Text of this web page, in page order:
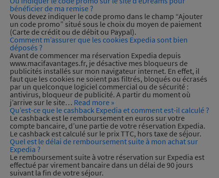
bénéficier de ma remise ?
Vous devez indiquer le code promo dans le champ “Ajouter
un code promo” situé sous le choix du moyen de paiement
(Carte de crédit ou de débit ou Paypal).
Comment m’assurer que les cookies Expedia sont bien
déposés ?
Avant de commencer ma réservation Expedia depuis
www.macifavantages.fr, je désactive mes bloqueurs de
publicités installés sur mon navigateur internet. En effet, il
faut que les cookies ne soient pas filtrés, bloqués ou écrasés
par un quelconque logiciel commercial ou de sécurité :
antivirus, bloqueur de publicité. A partir du moment où
j’arrive sur le site… Read more »
Qu’est-ce que le cashback Expedia et comment est-il calculé ?
Le cashback est le remboursement en euros sur votre
compte bancaire, d’une partie de votre réservation Expedia.
Le cashback est calculé sur le prix TTC, hors taxe de séjour.
Quel est le délai de remboursement suite à mon achat sur
Expedia ?
Le remboursement suite à votre réservation sur Expedia est
effectué par virement bancaire dans un délai de 90 jours
suivant la fin de votre séjour.